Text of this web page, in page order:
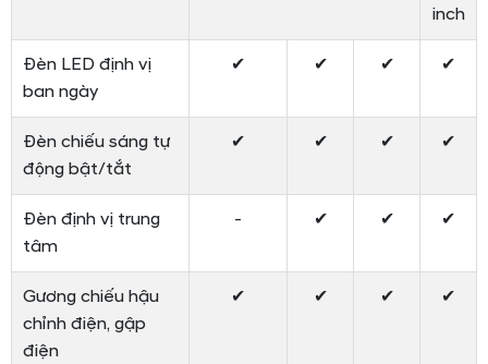
inch
Đèn LED định vị
ban ngày
✔ ✔ ✔ ✔
Đèn chiếu sáng tự
động bật/tắt
✔ ✔ ✔ ✔
Đèn định vị trung
tâm
- ✔ ✔ ✔
Gương chiếu hậu
chỉnh điện, gập
điện
✔ ✔ ✔ ✔